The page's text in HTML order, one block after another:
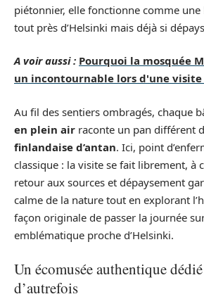
piétonnier, elle fonctionne comme
tout près d’Helsinki mais déjà si
A voir aussi : Pourquoi la mosquée
un incontournable lors d'une visite
Au fil des sentiers ombragés, chaque
en plein air raconte un pan différent
finlandaise d’antan. Ici, point
classique : la visite se fait librement, à
retour aux sources et dépaysement
calme de la nature tout en explorant
façon originale de passer la journée
emblématique proche d’Helsinki.
Un écomusée authentique
d’autrefois